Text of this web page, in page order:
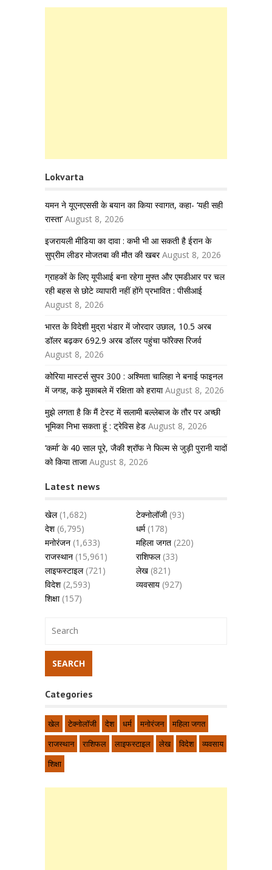
Lokvarta
यमन ने यूएनएससी के बयान का किया स्वागत, कहा- ‘यही सही
रास्ता’ August 8, 2026
इजरायली मीडिया का दावा : कभी भी आ सकती है ईरान के
सुप्रीम लीडर मोजतबा की मौत की खबर August 8, 2026
ग्राहकों के लिए यूपीआई बना रहेगा मुफ्त और एमडीआर पर चल
रही बहस से छोटे व्यापारी नहीं होंगे प्रभावित : पीसीआई
August 8, 2026
भारत के विदेशी मुद्रा भंडार में जोरदार उछाल, 10.5 अरब
डॉलर बढ़कर 692.9 अरब डॉलर पहुंचा फॉरेक्स रिजर्व
August 8, 2026
कोरिया मास्टर्स सुपर 300 : अश्मिता चालिहा ने बनाई फाइनल
में जगह, कड़े मुकाबले में रक्षिता को हराया August 8, 2026
मुझे लगता है कि मैं टेस्ट में सलामी बल्लेबाज के तौर पर अच्छी
भूमिका निभा सकता हूं : ट्रेविस हेड August 8, 2026
‘कर्मा’ के 40 साल पूरे, जैकी श्रॉफ ने फिल्म से जुड़ी पुरानी यादों
को किया ताजा August 8, 2026
Latest news
खेल(1,682) टेक्नोलॉजी(93)
देश(6,795) धर्म(178)
मनोरंजन (1,633) महिला जगत (220)
राजस्थान (15,961) राशिफल(33)
लाइफस्टाइल(721) लेख (821)
विदेश(2,593) व्यवसाय (927)
शिक्षा(157)
Categories
खेल टेक्नोलॉजी देश धर्म मनोरंजन
महिला जगत
राजस्थान
राशिफल लाइफस्टाइल लेख विदेश
व्यवसाय
शिक्षा